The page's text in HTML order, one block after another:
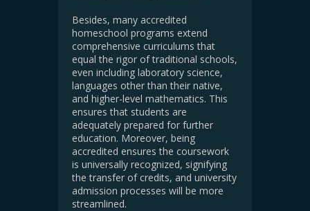
Besides, many accredited
homeschool programs extend
comprehensive curriculums that
equal the rigor of traditional schools,
even including laboratory science,
languages other than their native,
and higher-level mathematics. This
ensures that students are
adequately prepared for further
education. Moreover, being
accredited ensures the coursework
is universally recognized, signifying
the transfer of credits, and university
admission processes will be more
streamlined.